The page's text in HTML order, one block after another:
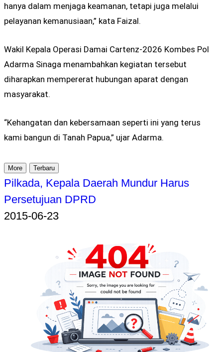
hanya dalam menjaga keamanan, tetapi juga melalui
pelayanan kemanusiaan,” kata Faizal.
Wakil Kepala Operasi Damai Cartenz-2026 Kombes Pol
Adarma Sinaga menambahkan kegiatan tersebut
diharapkan mempererat hubungan aparat dengan
masyarakat.
“Kehangatan dan kebersamaan seperti ini yang terus
kami bangun di Tanah Papua,” ujar Adarma.
More Terbaru
Pilkada, Kepala Daerah Mundur Harus
Persetujuan DPRD
2015-06-23